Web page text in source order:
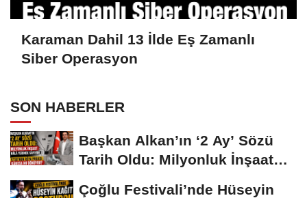
Karaman Dahil 13 İlde Eş Zamanlı
Siber Operasyon
SON HABERLER
Başkan Alkan’ın ‘2 Ay’ Sözü
Tarih Oldu: Milyonluk İnşaat
Çoğlu Festivali’nde Hüseyin